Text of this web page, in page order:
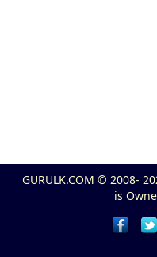
GURULK.COM © 2008-
is